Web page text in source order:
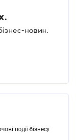
новин.
події бізнесу